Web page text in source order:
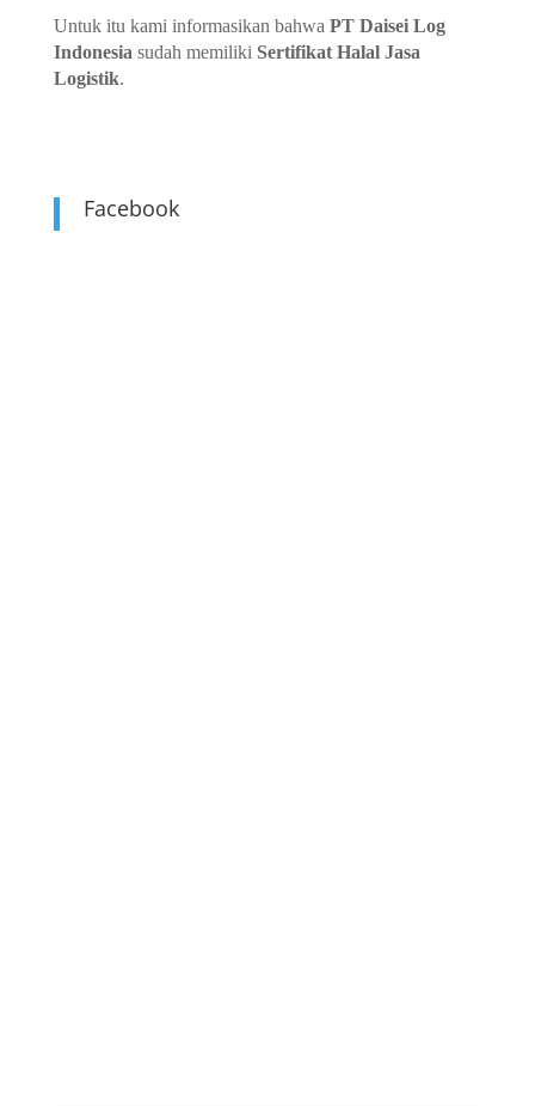
Untuk itu kami informasikan bahwa PT Daisei Log
Indonesia sudah memiliki Sertifikat Halal Jasa
Logistik.
Facebook